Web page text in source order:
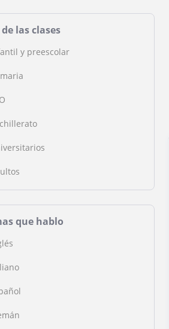
las clases
y preescolar
que hablo